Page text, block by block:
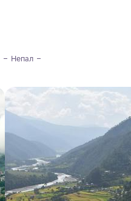
Непал